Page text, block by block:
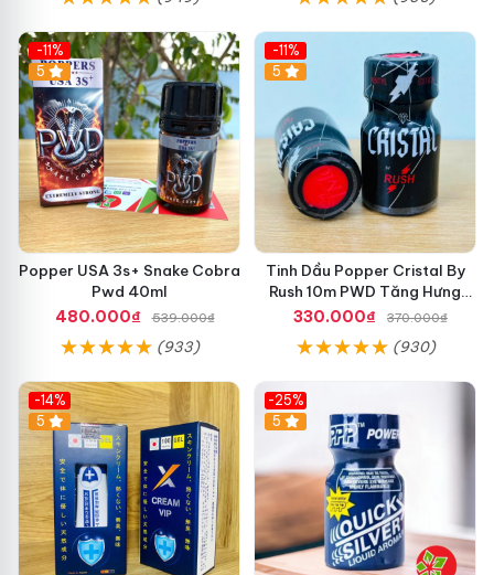
-11%
5
Popper USA 3s+ Snake Cobra
Pwd 40ml
480.000₫
539.000₫
(933)
-11%
5
Tinh Dầu Popper Cristal By
Rush 10m PWD Tăng Hưng
Phấn Cho Top Bot
330.000₫ 370.000₫
(930)
-14%
5
-25%
5